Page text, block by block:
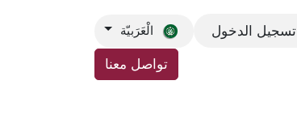
تسجيل الدخول الْعَرَبيّة
تواصل معنا